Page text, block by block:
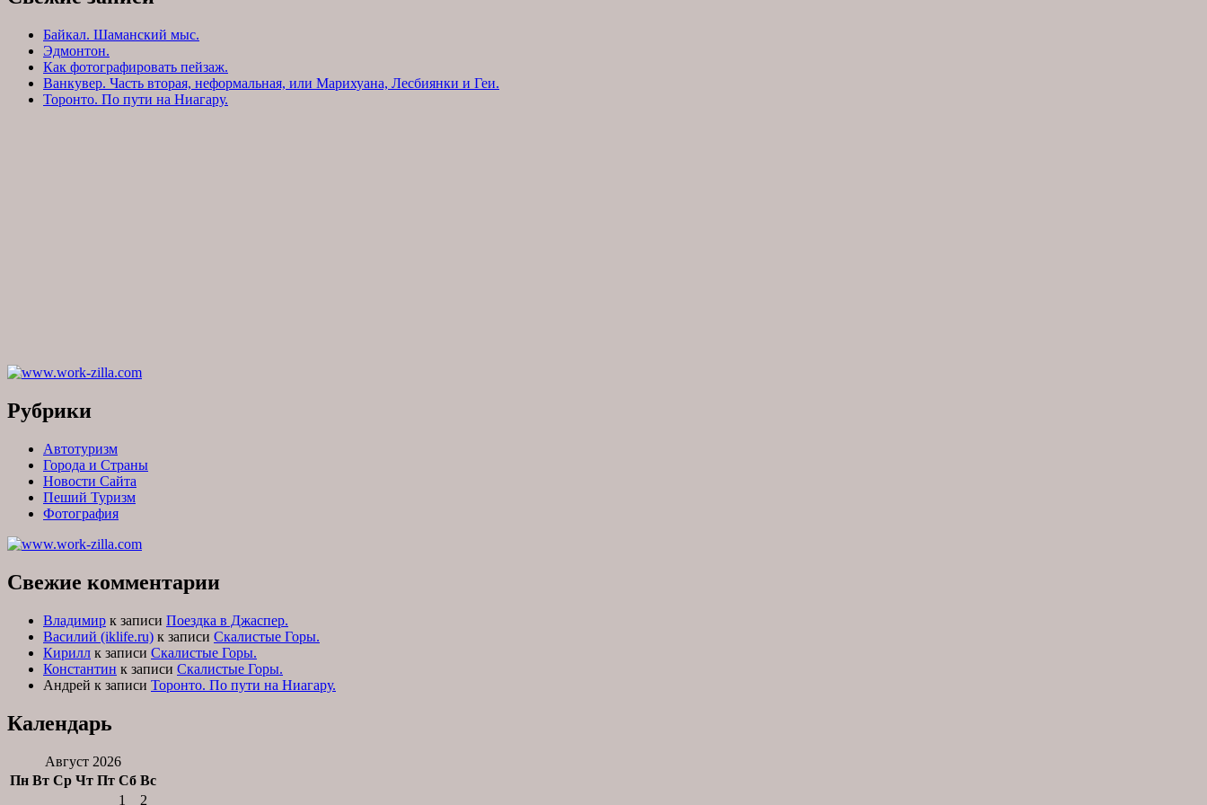
Байкал. Шаманский мыс.
Эдмонтон.
Как фотографировать пейзаж.
Ванкувер. Часть вторая, неформальная, или Марихуана, Лесбиянки и Геи.
Торонто. По пути на Ниагару.
Рубрики
Автотуризм
Города и Страны
Новости Сайта
Пеший Туризм
Фотография
Свежие комментарии
Владимир к записи Поездка в Джаспер.
Василий (iklife.ru) к записи Скалистые Горы.
Кирилл к записи Скалистые Горы.
Константин к записи Скалистые Горы.
Андрей к записи Торонто. По пути на Ниагару.
Календарь
Август 2026
Пн Вт Ср Чт Пт Сб Вс
1
2